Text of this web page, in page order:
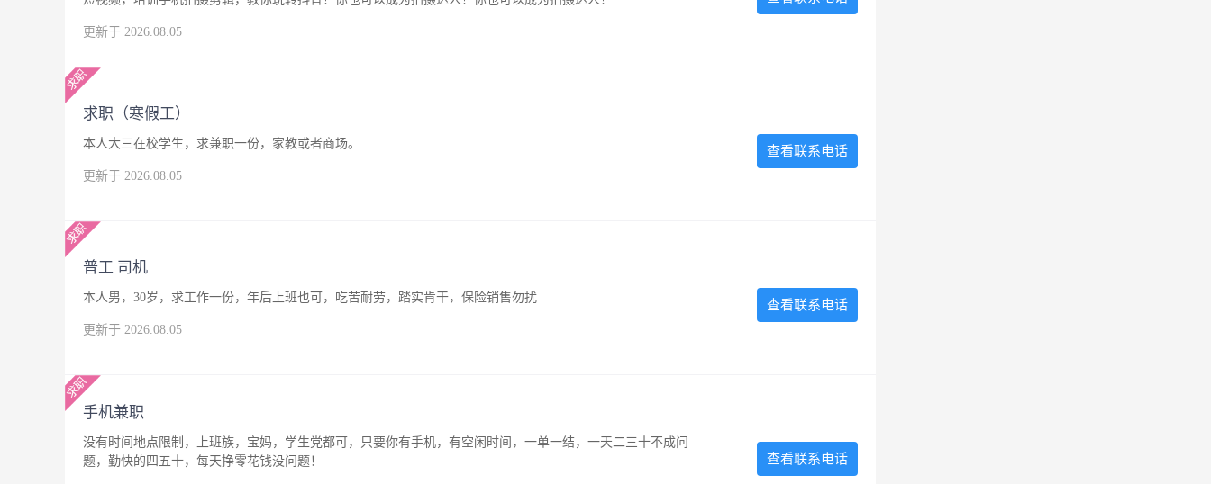
更新于 2026.08.05
求职（寒假工）
本人大三在校学生，求兼职一份，家教或者商场。
更新于 2026.08.05
查看联系电话
普工 司机
本人男，30岁，求工作一份，年后上班也可，吃苦耐劳，踏实肯干，保险销售勿扰
更新于 2026.08.05
查看联系电话
手机兼职
没有时间地点限制，上班族，宝妈，学生党都可，只要你有手机，有空闲时间，一单一结，一天二三十不成问
题，勤快的四五十，每天挣零花钱没问题！
查看联系电话